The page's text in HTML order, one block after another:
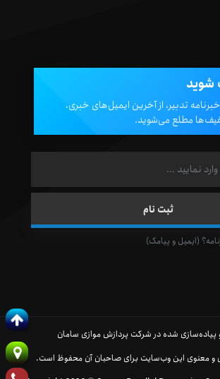
شوید
تدبیر، از آخرین ایمیل‌های خبری،
مطلع می‌شوید.
(ایمیل و پیامک)
پیاده‌سازی شده در شرکت پردازش موازی سامان
و معنوی این وب‌سایت برای صاحبان آن محفوظ است.